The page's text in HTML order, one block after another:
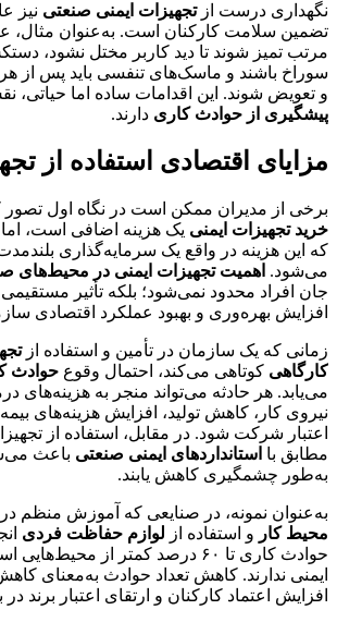
نگهداری درست ازتجهیزات ایمنی صنعتی نیز
تضمین سلامت کارکنان است. به‌عنوان مثال،
مرتب تمیز شوند تا دید کاربر مختل نشود،
سوراخ باشند و ماسک‌های تنفسی باید پس از
و تعویض شوند. این اقدامات ساده اما حیاتی،
پیشگیری از حوادث کاری دارند.
مزایای اقتصادی استفاده از
برخی از مدیران ممکن است در نگاه اول تصور
خرید تجهیزات ایمنی یک هزینه اضافی است،
که این هزینه در واقع یک سرمایه‌گذاری
می‌شود. اهمیت تجهیزات ایمنی در محیط‌های
جان افراد محدود نمی‌شود؛ بلکه تأثیر
افزایش بهره‌وری و بهبود عملکرد اقتصادی
زمانی که یک سازمان در تأمین و استفاده از
کارگاهی کوتاهی می‌کند، احتمال وقوع حوادث
می‌یابد. هر حادثه می‌تواند منجر به هزینه‌های
نیروی کار، کاهش تولید، افزایش هزینه‌های
اعتبار شرکت شود. در مقابل، استفاده از
مطابق با استانداردهای ایمنی صنعتی باعث
به‌طور چشمگیری کاهش یابند.
به‌عنوان نمونه، در صنایعی که آموزش منظم در
محیط کار و استفاده از لوازم حفاظت فردی
حوادث کاری تا ۶۰ درصد کمتر از
ایمنی ندارند. کاهش تعداد حوادث به‌معنای
افزایش اعتماد کارکنان و ارتقای اعتبار برند